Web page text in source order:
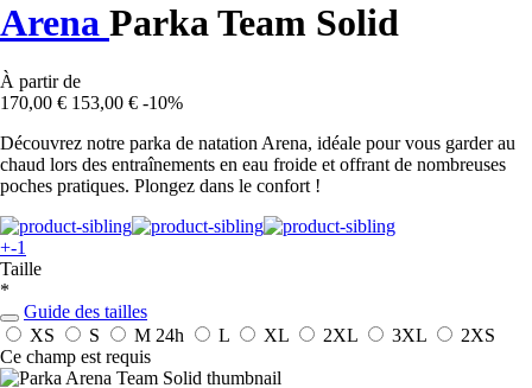
Arena Parka Team Solid
À partir de
170,00 € 153,00 € -10%
Découvrez notre parka de natation Arena, idéale pour vous garder au
chaud lors des entraînements en eau froide et offrant de nombreuses
poches pratiques. Plongez dans le confort !
+-1
Taille
*
Guide des tailles
XS
S M 24h L XL 2XL 3XL
2XS
Ce champ est requis